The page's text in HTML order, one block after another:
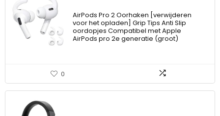
AirPods Pro 2 Oorhaken [verwijderen
voor het opladen] Grip Tips Anti Slip
oordopjes Compatibel met Apple
AirPods pro 2e generatie (groot)
0